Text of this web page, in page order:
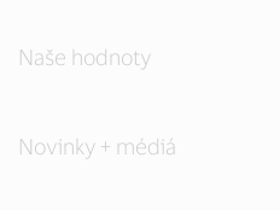
Naše hodnoty
Novinky + médiá